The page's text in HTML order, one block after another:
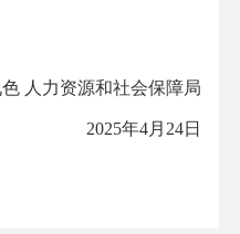
人力资源和社会保障局
2025年4月24日